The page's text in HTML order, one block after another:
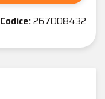
Codice:267008432